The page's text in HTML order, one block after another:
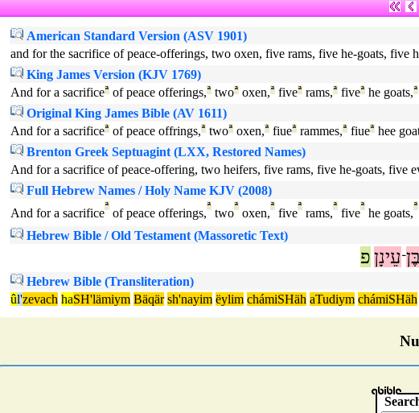
American Standard Version (ASV 1901)
and for the sacrifice of peace-offerings, two oxen, five rams, five he-goats, five
King James Version (KJV 1769)
And for a sacrificeª of peace offerings,ª twoª oxen,ª fiveª rams,ª fiveª he goats,ª
Original King James Bible (AV 1611)
And for a sacrificeª of peace offrings,ª twoª oxen,ª fiueª rammes,ª fiueª hee
Brenton Greek Septuagint (LXX, Restored Names)
And for a sacrifice of peace-offering, two heifers, five rams, five he-goats, five
Full Hebrew Names / Holy Name KJV (2008)
And for a sacrifice
ª
of peace offerings,
ª
two
ª
oxen,
ª
five
ª
rams,
ª
five
ª
he goats,
ª
Hebrew Bible / Old Testament (Massoretic Text)
בֶּן־עֵינָןפ
Hebrew Bible (Transliteration)
ûl'zevach haSH'lämiym Bäqär sh'nayim ëylim chámiSHäh aTudiym chámiSHäh